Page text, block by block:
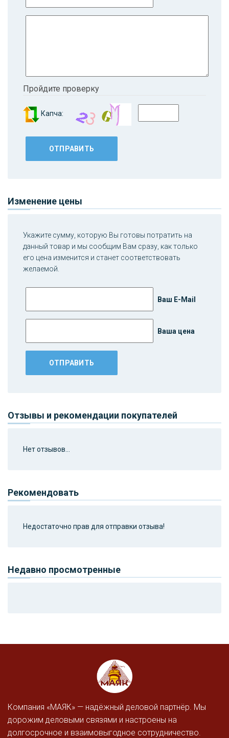
Пройдите проверку
Капча:
Изменение цены
Укажите сумму, которую Вы готовы потратить на
данный товар и мы сообщим Вам сразу, как только
его цена изменится и станет соответствовать
желаемой.
Ваш E-Mail
Ваша цена
Отзывы и рекомендации покупателей
Нет отзывов...
Рекомендовать
Недостаточно прав для отправки отзыва!
Недавно просмотренные
Компания «МАЯК» — надёжный деловой партнёр. Мы
дорожим деловыми связями и настроены на
долгосрочное и взаимовыгодное сотрудничество.